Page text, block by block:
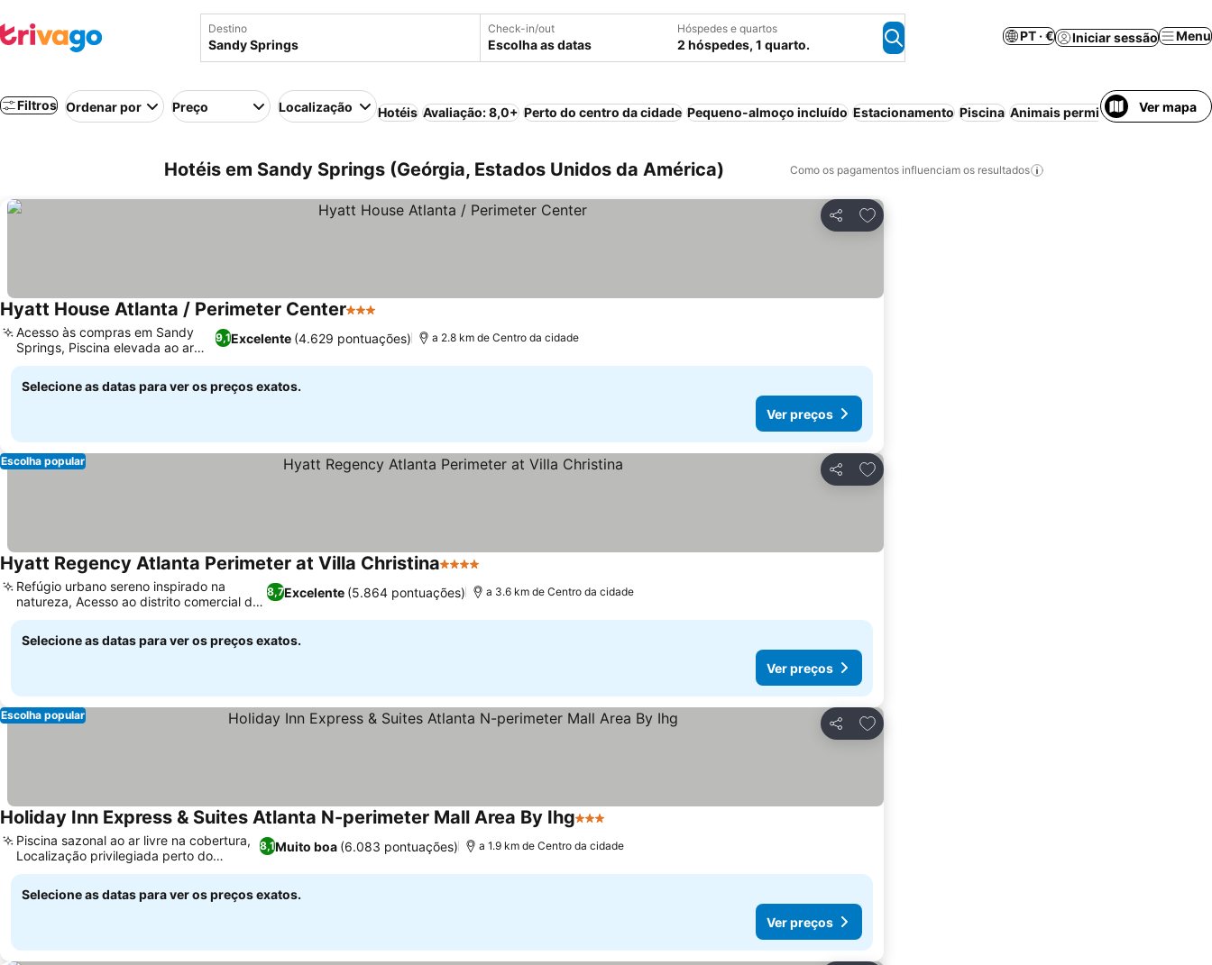
Destino Check-in/out
Escolha as datas
Hóspedes e quartos
2 hóspedes, 1 quarto.
PT · € Iniciar sessão Menu
Filtros Ordenar por Preço Localização Hotéis Avaliação: 8,0+ Perto do centro da cidade Pequeno-almoço incluído Estacionamento Piscina Animais permitidos Aparthotel
Ver mapa
Hotéis em Sandy Springs (Geórgia, Estados Unidos da América) Como os pagamentos influenciam os resultados
Partilhar
Adicionar aos favoritos
Hyatt House Atlanta / Perimeter Center3 Estrelas
9,1Excelente (4.629 pontuações)
Acesso às compras em Sandy
Springs, Piscina elevada ao ar
livre
a 2.8 km de Centro da cidade
Selecione as datas para ver os preços exatos.
Ver preços
Partilhar
Adicionar aos favoritos
Escolha popular
Hyatt Regency Atlanta Perimeter at Villa Christina4 Estrelas
8,7Excelente (5.864 pontuações)
Refúgio urbano sereno inspirado na
natureza, Acesso ao distrito comercial de
Sandy Springs
a 3.6 km de Centro da cidade
Selecione as datas para ver os preços exatos.
Ver preços
Partilhar
Adicionar aos favoritos
Escolha popular
Holiday Inn Express & Suites Atlanta N-perimeter Mall Area By Ihg3 Estrelas
8,1Muito boa (6.083 pontuações)
Piscina sazonal ao ar livre na cobertura,
Localização privilegiada perto do
Perimeter Mall
a 1.9 km de Centro da cidade
Selecione as datas para ver os preços exatos.
Ver preços